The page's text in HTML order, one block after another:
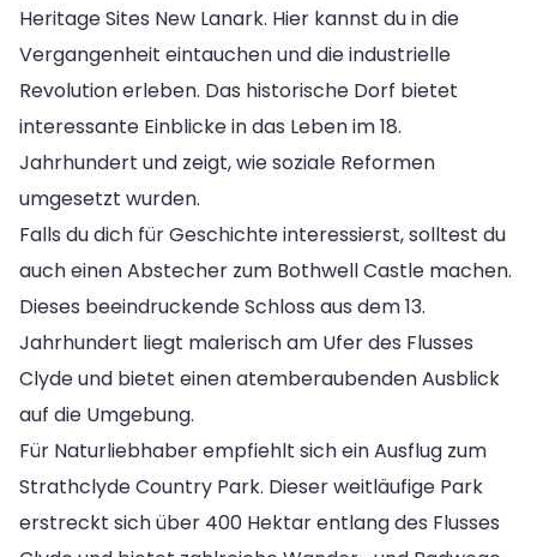
Heritage Sites New Lanark. Hier kannst du in die
Vergangenheit eintauchen und die industrielle
Revolution erleben. Das historische Dorf bietet
interessante Einblicke in das Leben im 18.
Jahrhundert und zeigt, wie soziale Reformen
umgesetzt wurden.
Falls du dich für Geschichte interessierst, solltest du
auch einen Abstecher zum Bothwell Castle machen.
Dieses beeindruckende Schloss aus dem 13.
Jahrhundert liegt malerisch am Ufer des Flusses
Clyde und bietet einen atemberaubenden Ausblick
auf die Umgebung.
Für Naturliebhaber empfiehlt sich ein Ausflug zum
Strathclyde Country Park. Dieser weitläufige Park
erstreckt sich über 400 Hektar entlang des Flusses